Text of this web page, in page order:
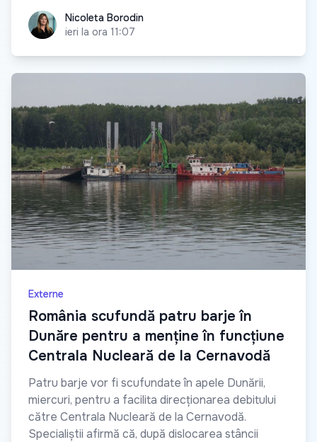
Nicoleta Borodin
Nicoleta Borodin
ieri la ora 11:07
Externe
România scufundă patru barje în
Dunăre pentru a menține în funcțiune
Centrala Nucleară de la Cernavodă
Patru barje vor fi scufundate în apele Dunării,
miercuri, pentru a facilita direcționarea debitului
către Centrala Nucleară de la Cernavodă.
Specialiștii afirmă că, după dislocarea stâncii